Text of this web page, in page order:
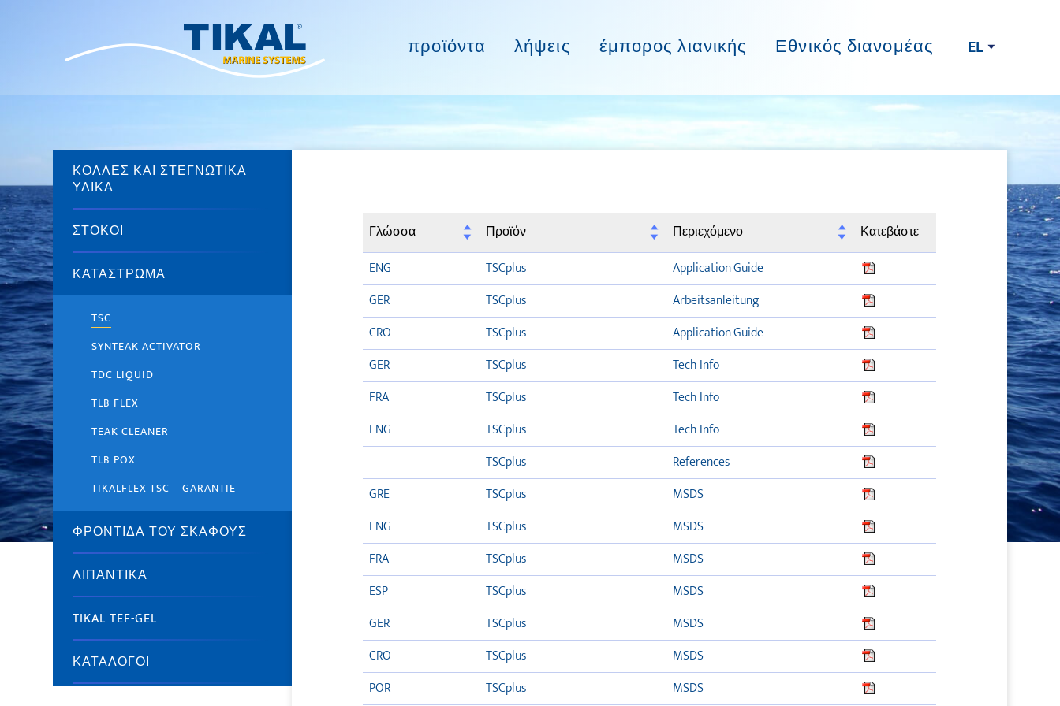
προϊόντα λήψεις έμπορος λιανικής Εθνικός διανομέας EL
ΚΌΛΛΕΣ ΚΑΙ ΣΤΕΓΝΩΤΙΚΆ
ΥΛΙΚΆ
ΣΤΌΚΟΙ
ΚΑΤΆΣΤΡΩΜΑ
TSC
SYNTEAK ACTIVATOR
TDC LIQUID
TLB FLEX
TEAK CLEANER
TLB POX
TIKALFLEX TSC – GARANTIE
ΦΡΟΝΤΊΔΑ ΤΟΥ ΣΚΆΦΟΥΣ
ΛΙΠΑΝΤΙΚΆ
TIKAL TEF-GEL
ΚΑΤΆΛΟΓΟΙ
Γλώσσα Προϊόν Περιεχόμενο
Κατεβάστε
ENG
TSCplus
Application Guide
GER
TSCplus
Arbeitsanleitung
CRO
TSCplus
Application Guide
GER
TSCplus
Tech Info
FRA
TSCplus
Tech Info
ENG
TSCplus
Tech Info
TSCplus
References
GRE
TSCplus
MSDS
ENG
TSCplus
MSDS
FRA
TSCplus
MSDS
ESP
TSCplus
MSDS
GER
TSCplus
MSDS
CRO
TSCplus
MSDS
POR
TSCplus MSDS